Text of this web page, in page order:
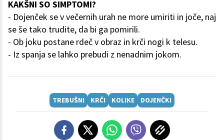
KAKŠNI SO SIMPTOMI?
- Dojenček se v večernih urah ne more umiriti in joče, naj
se še tako trudite, da bi ga pomirili.
- Ob joku postane rdeč v obraz in krči nogi k telesu.
- Iz spanja se lahko prebudi z nenadnim jokom.
TREBUŠNI KRČI KOLIKE DOJENČKI